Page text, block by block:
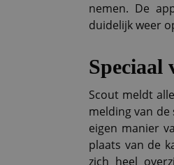
nemen. De
duidelijk weer
Speciaal
Scout meldt
melding van
eigen manier
plaats van de
zich heel